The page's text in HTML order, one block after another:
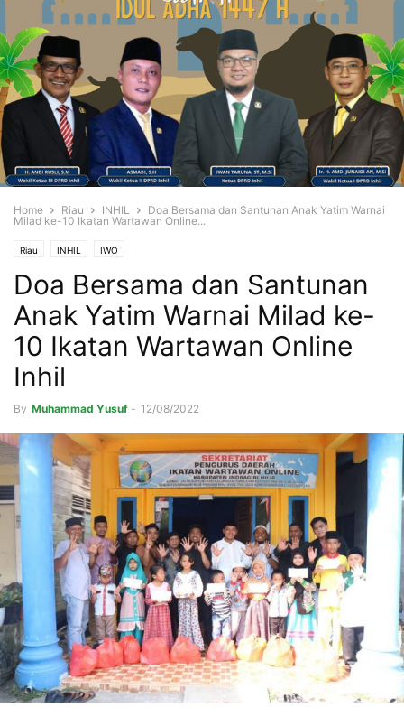
Home Riau INHIL
Doa Bersama dan Santunan Anak Yatim Warnai
Milad ke-10 Ikatan Wartawan Online...
Riau INHIL IWO
Doa Bersama dan Santunan
Anak Yatim Warnai Milad ke-
10 Ikatan Wartawan Online
Inhil
By Muhammad Yusuf - 12/08/2022